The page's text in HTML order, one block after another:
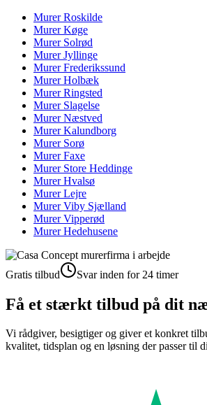
MurerRoskilde
MurerKøge
Murer Solrød
MurerJyllinge
MurerFrederikssund
MurerHolbæk
MurerRingsted
Murer Slagelse
MurerNæstved
MurerKalundborg
Murer Sorø
MurerFaxe
Murer Store Heddinge
MurerHvalsø
MurerLejre
MurerViby Sjælland
MurerVipperød
MurerHedehusene
Gratis tilbud Svar inden for 24 timer
Få et stærkt tilbud på dit
Vi rådgiver, besigtiger og giver et konkret
kvalitet, tidsplan og en løsning der passer til